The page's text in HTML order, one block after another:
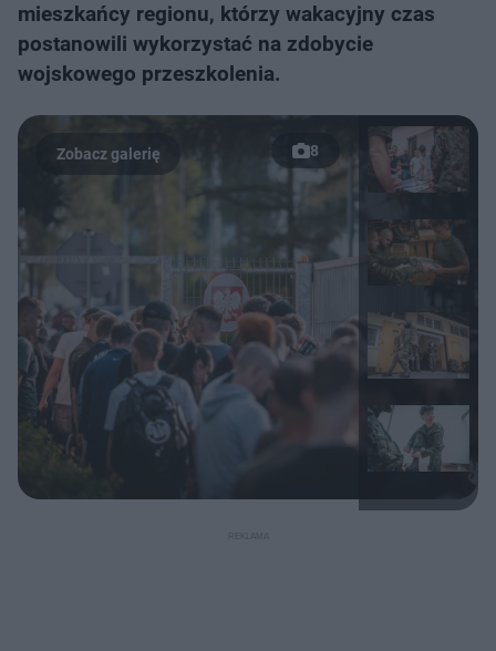
mieszkańcy regionu, którzy wakacyjny czas
postanowili wykorzystać na zdobycie
wojskowego przeszkolenia.
8